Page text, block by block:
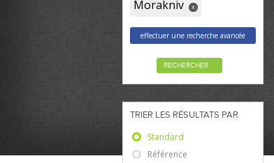
Morakniv x
effectuer une recherche avancée
RECHERCHER
TRIER LES RÉSULTATS PAR
Standard
Référence